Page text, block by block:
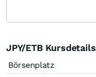
JPY/ETB Kursdetails
Börsenplatz